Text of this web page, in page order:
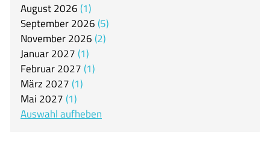
Arbeitsgemeinschaften
Mensa
Unsere Schulgemeinschaft
Kontakt
🇬🇧
August2026 1
September2026 5
November2026 2
Januar2027 1
Februar2027 1
März 2027 1
Mai 2027 1
Auswahl aufheben